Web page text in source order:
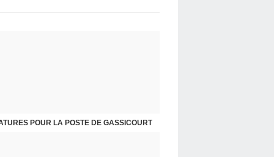
POUR LA POSTE DE GASSICOURT
DIMANCHE 25 JANVIER, JE VOUS INVITE